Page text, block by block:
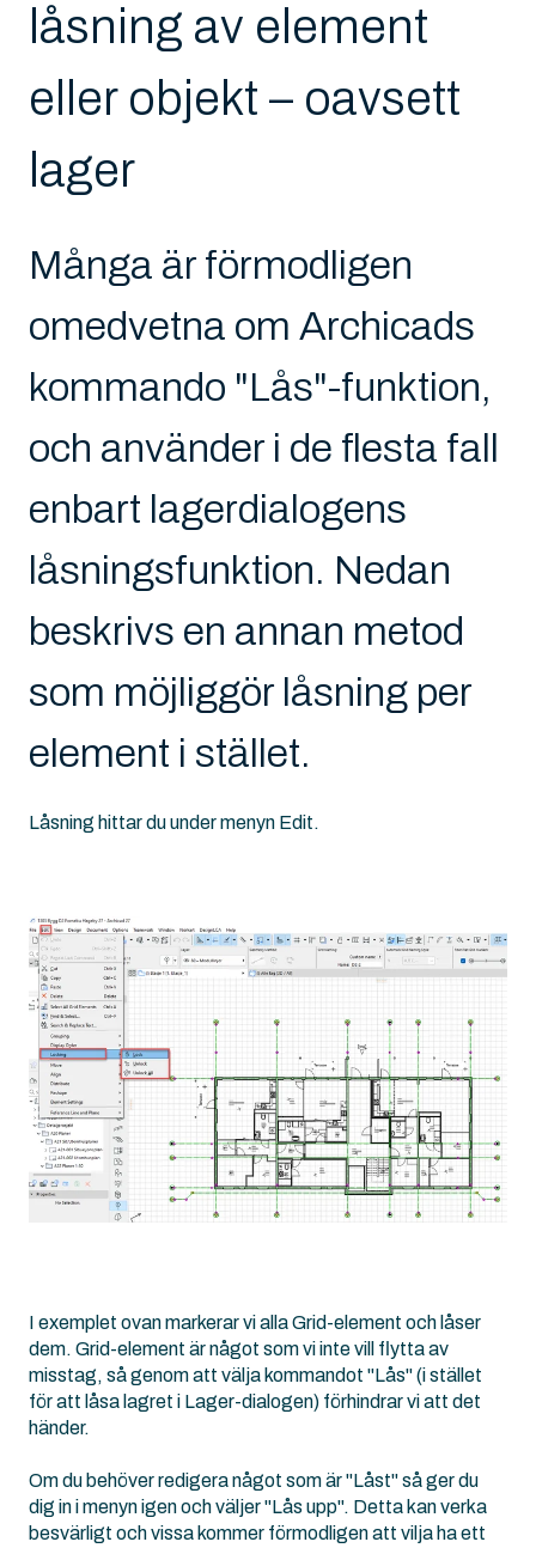
låsning av element
eller objekt – oavsett
lager
Många är förmodligen
omedvetna om Archicads
kommando "Lås"-funktion,
och använder i de flesta fall
enbart lagerdialogens
låsningsfunktion. Nedan
beskrivs en annan metod
som möjliggör låsning per
element i stället.
Låsning hittar du under menyn Edit.
I exemplet ovan markerar vi alla Grid-element och låser
dem. Grid-element är något som vi inte vill flytta av
misstag, så genom att välja kommandot "Lås" (i stället
för att låsa lagret i Lager-dialogen) förhindrar vi att det
händer.
Om du behöver redigera något som är "Låst" så ger du
dig in i menyn igen och väljer "Lås upp". Detta kan verka
besvärligt och vissa kommer förmodligen att vilja ha ett